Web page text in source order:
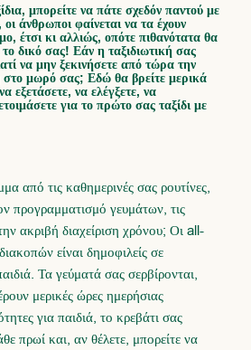
μπορείτε να πάτε σχεδόν παντού με
άνθρωποι φαίνεται να τα έχουν
έτσι κι αλλιώς, οπότε πιθανότατα θα
δικό σας! Εάν η ταξιδιωτική σας
να μην ξεκινήσετε από τώρα την
στο μωρό σας; Εδώ θα βρείτε μερικά
εξετάσετε, να ελέγξετε, να
για το πρώτο σας ταξίδι με
από τις καθημερινές σας ρουτίνες,
προγραμματισμό γευμάτων, τις
ακριβή διαχείριση χρόνου; Οι all-
είναι δημοφιλείς σε
Τα γεύματά σας σερβίρονται,
μερικές ώρες ημερήσιας
για παιδιά, το κρεβάτι σας
πρωί και, αν θέλετε, μπορείτε να